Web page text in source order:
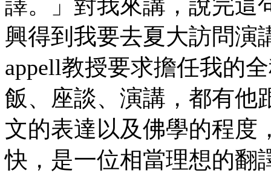
譯。」對我來講，說完這
興得到我要去夏大訪問演
appell教授要求擔任我的
飯、座談、演講，都有他
文的表達以及佛學的程度
快，是一位相當理想的翻